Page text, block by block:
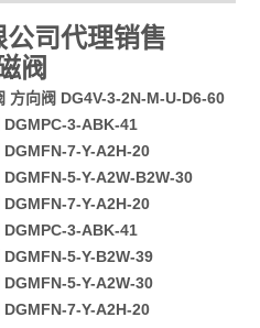
司代理销售
阀
方向阀 DG4V-3-2N-M-U-D6-60
3-ABK-41
7-Y-A2H-20
5-Y-A2W-B2W-30
7-Y-A2H-20
3-ABK-41
5-Y-B2W-39
5-Y-A2W-30
7-Y-A2H-20